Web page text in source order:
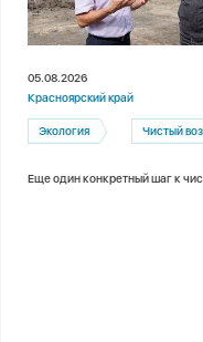
05.08.2026
Красноярский край
Экология Чистый
Еще один конкретный шаг к